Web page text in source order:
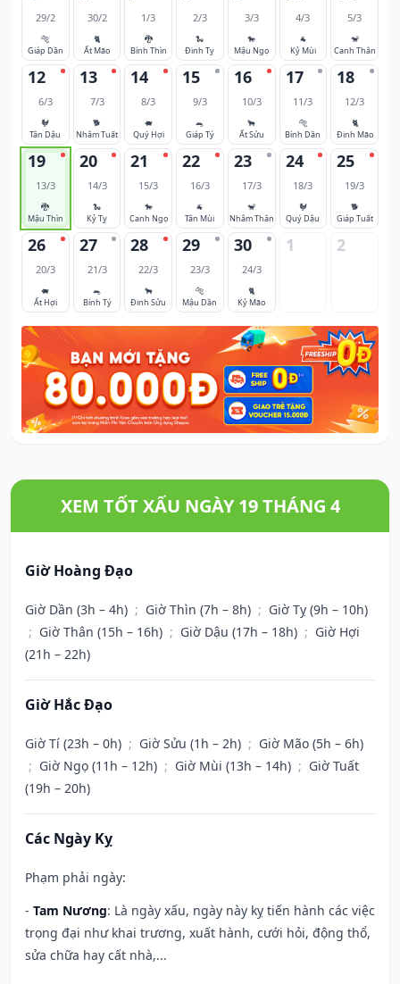
29/2
🐅
Giáp Dần
30/2
🐈
Ất Mão
1/3
🐉
Bính Thìn
2/3
🐍
Đinh Tỵ
3/3
🐎
Mậu Ngọ
4/3
🐐
Kỷ Mùi
5/3
🐒
Canh Thân
12
6/3
🐓
Tân Dậu
13
7/3
🐕
Nhâm Tuất
14
8/3
🐖
Quý Hợi
15
9/3
🐀
Giáp Tý
16
10/3
🐂
Ất Sửu
17
11/3
🐅
Bính Dần
18
12/3
🐈
Đinh Mão
19
13/3
🐉
Mậu Thìn
20
14/3
🐍
Kỷ Tỵ
21
15/3
🐎
Canh Ngọ
22
16/3
🐐
Tân Mùi
23
17/3
🐒
Nhâm Thân
24
18/3
🐓
Quý Dậu
25
19/3
🐕
Giáp Tuất
26
20/3
🐖
Ất Hợi
27
21/3
🐀
Bính Tý
28
22/3
🐂
Đinh Sửu
29
23/3
🐅
Mậu Dần
30
24/3
🐈
Kỷ Mão
1 2
XEM TỐT XẤU NGÀY 19 THÁNG 4
Giờ Hoàng Đạo
Giờ Dần (3h – 4h) ; Giờ Thìn (7h – 8h) ; Giờ Tỵ (9h – 10h)
; Giờ Thân (15h – 16h) ; Giờ Dậu (17h – 18h) ; Giờ Hợi
(21h – 22h)
Giờ Hắc Đạo
Giờ Tí (23h – 0h) ; Giờ Sửu (1h – 2h) ; Giờ Mão (5h – 6h)
; Giờ Ngọ (11h – 12h) ; Giờ Mùi (13h – 14h) ; Giờ Tuất
(19h – 20h)
Các Ngày Kỵ
Phạm phải ngày:
- Tam Nương: Là ngày xấu, ngày này kỵ tiến hành các việc
trọng đại như khai trương, xuất hành, cưới hỏi, động thổ,
sửa chữa hay cất nhà,...